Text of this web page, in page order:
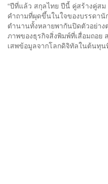
“ปีที่แล้ว สกุลไทย ปีนี้ คู่สร้างคู่ส
คำถามที่ผุดขึ้นในใจของบรรดา
ตำนานทั้งหลายพากันปิดตัวอย่าง
ภาพของธุรกิจสิ่งพิมพ์ที่เสื่อมถอย
เสพข้อมูลจากโลกดิจิทัลในต้นทุ